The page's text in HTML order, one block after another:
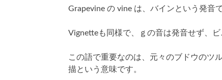
Grapevine の vine は、バインという発音で
Vignetteも同様で、ｇの音は発音せず、
この語で重要なのは、元々のブドウのツ
描という意味です。